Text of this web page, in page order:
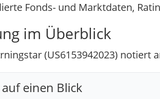
Fonds- und Marktdaten,
im Überblick
(US6153942023) notiert
einen Blick